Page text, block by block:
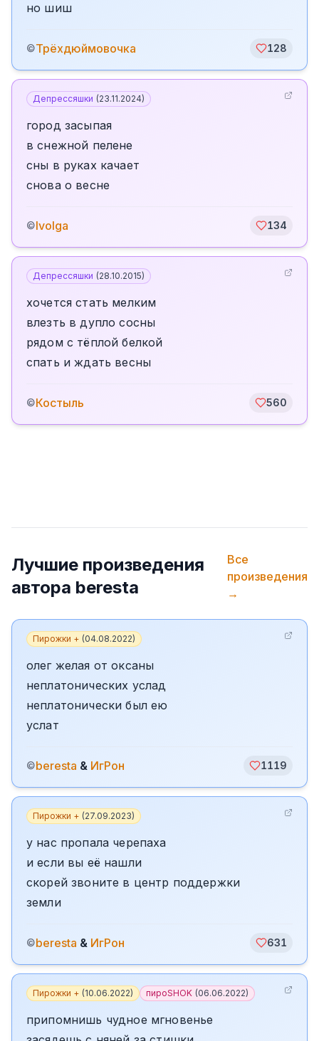
но шиш
©️Трёхдюймовочка 128
Депрессяшки (23.11.2024)
город засыпая
в снежной пелене
сны в руках качает
снова о весне
©Ivolga 134
Депрессяшки (28.10.2015)
хочется стать мелким
влезть в дупло сосны
рядом с тёплой белкой
спать и ждать весны
©Костыль 560
Лучшие произведения
автора beresta
Все
произведения
→
Пирожки + (04.08.2022)
олег желая от оксаны
неплатонических услад
неплатонически был ею
услат
©beresta & ИгРон 1119
Пирожки + (27.09.2023)
у нас пропала черепаха
и если вы её нашли
скорей звоните в центр поддержки
земли
©beresta & ИгРон 631
Пирожки + (10.06.2022) пироSHOK (06.06.2022)
припомнишь чудное мгновенье